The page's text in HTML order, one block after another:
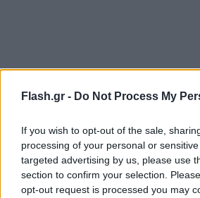
Flash.gr - Do Not Process My
If you wish to opt-out of the sale,
processing of your personal or
targeted advertising by us, please use
section to confirm your selection.
opt-out request is processed you may
και στάθηκε δίπλα του με
καθιερωμένη αναμνηστική
@revistalecturasLa reina Letizia ha